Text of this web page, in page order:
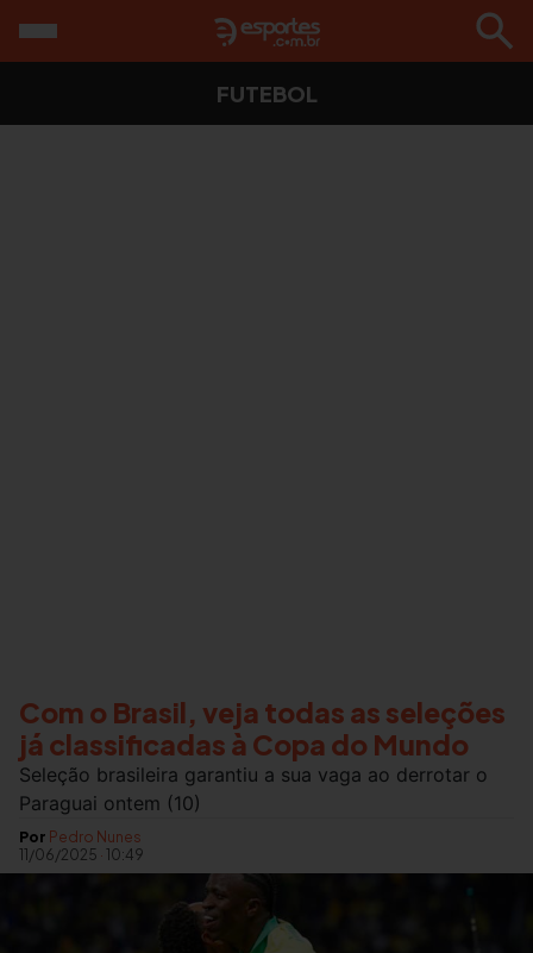
FUTEBOL
Com o Brasil, veja todas as seleções
já classificadas à Copa do Mundo
Seleção brasileira garantiu a sua vaga ao derrotar o
Paraguai ontem (10)
Por Pedro Nunes
11/06/2025 · 10:49